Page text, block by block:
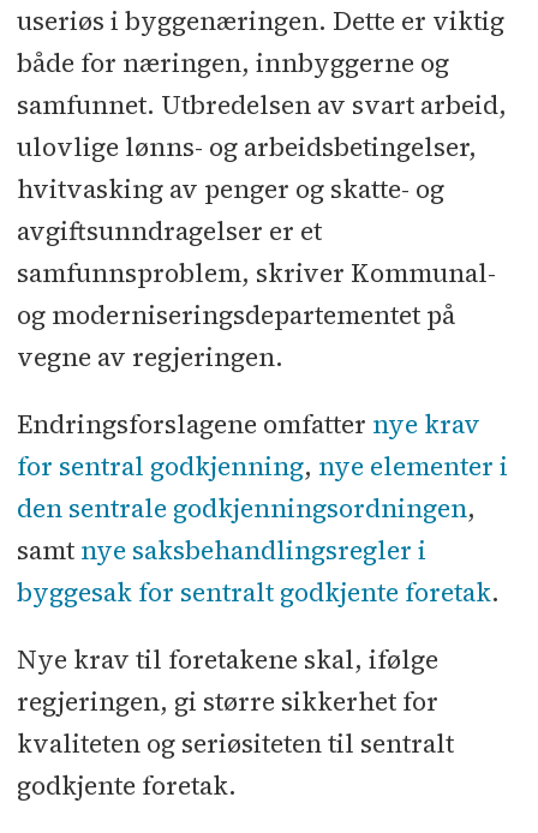
useriøs i byggenæringen. Dette er viktig
både for næringen, innbyggerne og
samfunnet. Utbredelsen av svart arbeid,
ulovlige lønns- og arbeidsbetingelser,
hvitvasking av penger og skatte- og
avgiftsunndragelser er et
samfunnsproblem, skriver Kommunal-
og moderniseringsdepartementet på
vegne av regjeringen.
Endringsforslagene omfatter nye krav
for sentral godkjenning, nye elementer i
den sentrale godkjenningsordningen,
samt nye saksbehandlingsregler i
byggesak for sentralt godkjente foretak.
Nye krav til foretakene skal, ifølge
regjeringen, gi større sikkerhet for
kvaliteten og seriøsiteten til sentralt
godkjente foretak.